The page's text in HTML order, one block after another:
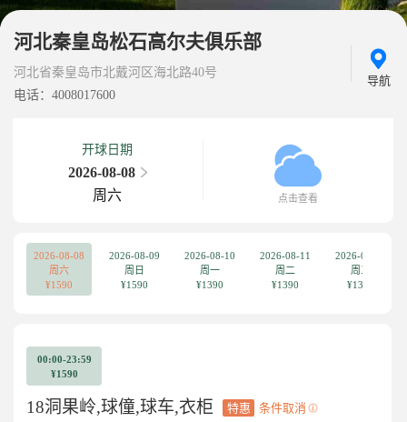
河北秦皇岛松石高尔夫俱乐部
河北省秦皇岛市北戴河区海北路40号
电话：4008017600
导航
开球日期
2026-08-08
周六
点击查看
2026-08-08
周六
¥1590
2026-08-09
周日
¥1590
2026-08-10
周一
¥1390
2026-08-11
周二
¥1390
2026-08-12
周三
¥1390
00:00-23:59
¥1590
18洞果岭,球僮,球车,衣柜 特惠 条件取消